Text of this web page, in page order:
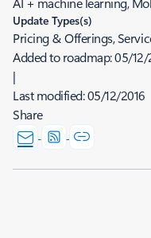
Update Types(s)
Pricing & Offerings,
Added to roadmap:05/12/
|
Last modified:05/12/2016
Share